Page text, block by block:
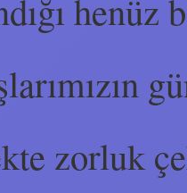
henüz
zorluk